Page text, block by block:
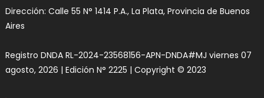
Dirección: Calle 55 N° 1414 P.A., La Plata, Provincia de Buenos
Aires
Registro DNDA RL-2024-23568156-APN-DNDA#MJ viernes 07
agosto, 2026 | Edición N° 2225 | Copyright © 2023